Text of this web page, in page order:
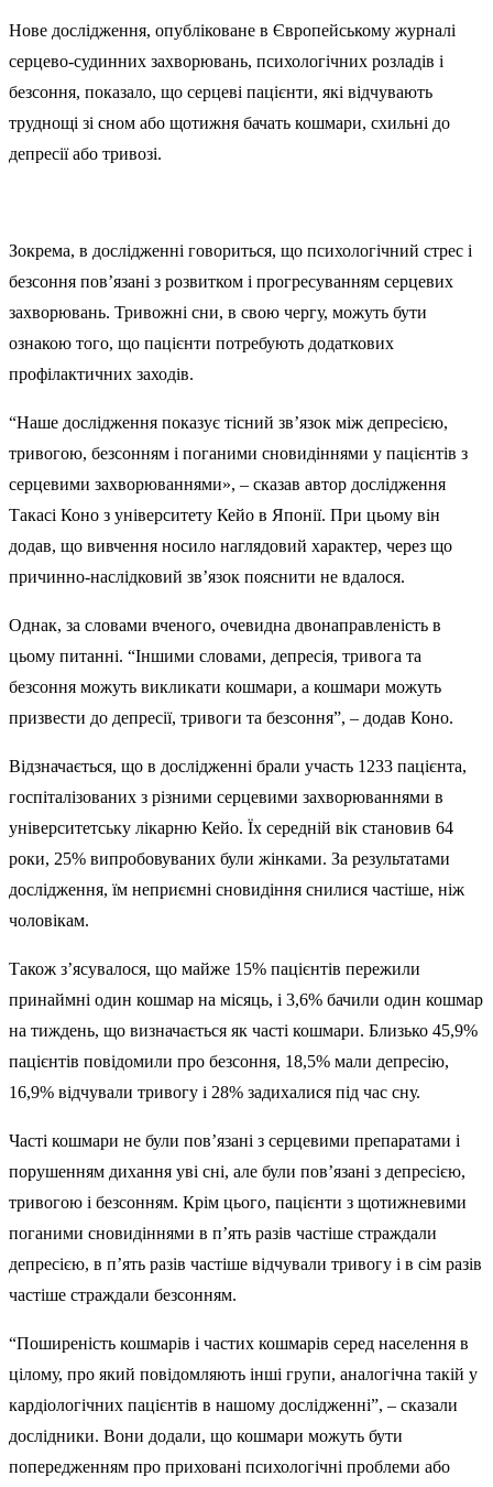
Нове дослідження, опубліковане в Європейському журналі
серцево-судинних захворювань, психологічних розладів і
безсоння, показало, що серцеві пацієнти, які відчувають
труднощі зі сном або щотижня бачать кошмари, схильні до
депресії або тривозі.
Зокрема, в дослідженні говориться, що психологічний стрес і
безсоння пов’язані з розвитком і прогресуванням серцевих
захворювань. Тривожні сни, в свою чергу, можуть бути
ознакою того, що пацієнти потребують додаткових
профілактичних заходів.
“Наше дослідження показує тісний зв’язок між депресією,
тривогою, безсонням і поганими сновидіннями у пацієнтів з
серцевими захворюваннями», – сказав автор дослідження
Такасі Коно з університету Кейо в Японії. При цьому він
додав, що вивчення носило наглядовий характер, через що
причинно-наслідковий зв’язок пояснити не вдалося.
Однак, за словами вченого, очевидна двонаправленість в
цьому питанні. “Іншими словами, депресія, тривога та
безсоння можуть викликати кошмари, а кошмари можуть
призвести до депресії, тривоги та безсоння”, – додав Коно.
Відзначається, що в дослідженні брали участь 1233 пацієнта,
госпіталізованих з різними серцевими захворюваннями в
університетську лікарню Кейо. Їх середній вік становив 64
роки, 25% випробовуваних були жінками. За результатами
дослідження, їм неприємні сновидіння снилися частіше, ніж
чоловікам.
Також з’ясувалося, що майже 15% пацієнтів пережили
принаймні один кошмар на місяць, і 3,6% бачили один кошмар
на тиждень, що визначається як часті кошмари. Близько 45,9%
пацієнтів повідомили про безсоння, 18,5% мали депресію,
16,9% відчували тривогу і 28% задихалися під час сну.
Часті кошмари не були пов’язані з серцевими препаратами і
порушенням дихання уві сні, але були пов’язані з депресією,
тривогою і безсонням. Крім цього, пацієнти з щотижневими
поганими сновидіннями в п’ять разів частіше страждали
депресією, в п’ять разів частіше відчували тривогу і в сім разів
частіше страждали безсонням.
“Поширеність кошмарів і частих кошмарів серед населення в
цілому, про який повідомляють інші групи, аналогічна такій у
кардіологічних пацієнтів в нашому дослідженні”, – сказали
дослідники. Вони додали, що кошмари можуть бути
попередженням про приховані психологічні проблеми або